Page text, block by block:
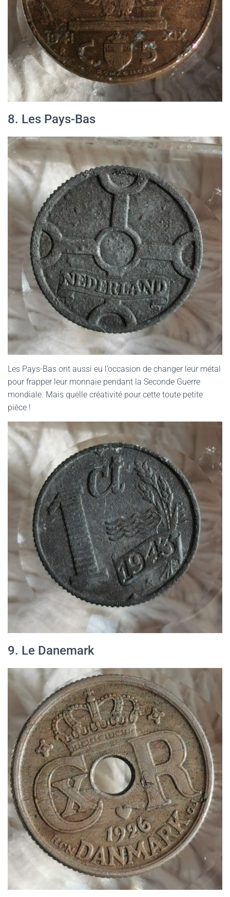
8. Les Pays-Bas
Les Pays-Bas ont aussi eu l’occasion de changer leur métal
pour frapper leur monnaie pendant la Seconde Guerre
mondiale. Mais quelle créativité pour cette toute petite
pièce !
9. Le Danemark